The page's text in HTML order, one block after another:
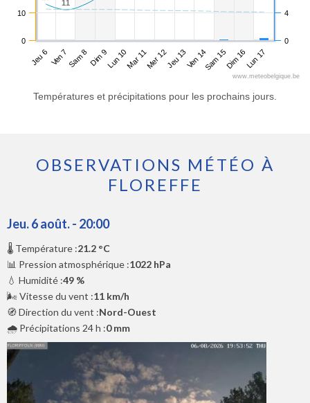
11
11
Jeu 6 Ven 7Sam 8Dim 9Lun 10Mar 11Mer 12Jeu 13Ven 14Sam 15Dim 16Lun 17
0
10
0
4
www.meteobelgique.be
Températures et précipitations pour les prochains jours.
OBSERVATIONS MÉTÉO À
FLOREFFE
Jeu. 6 août. - 20:00
🌡️ Température :21.2 °C
📊 Pression atmosphérique :1022 hPa
💧 Humidité :49 %
🌬️ Vitesse du vent :11 km/h
🧭 Direction du vent :Nord-Ouest
🌧️ Précipitations 24 h :0 mm